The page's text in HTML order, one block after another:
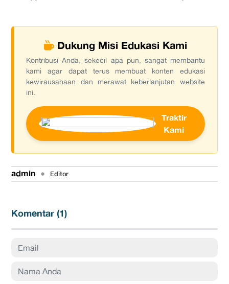
Dukung Misi Edukasi Kami
Kontribusi Anda, sekecil apa pun, sangat membantu
kami agar dapat terus membuat konten edukasi
kewirausahaan dan merawat keberlanjutan website
ini.
Traktir
Kami
admin • Editor
Komentar (1)